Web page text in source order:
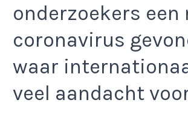
onderzoekers een
coronavirus
waar
veel aandacht